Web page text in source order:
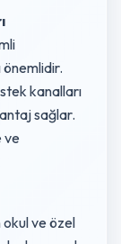
kanalları
sağlar.
ve
okul ve özel